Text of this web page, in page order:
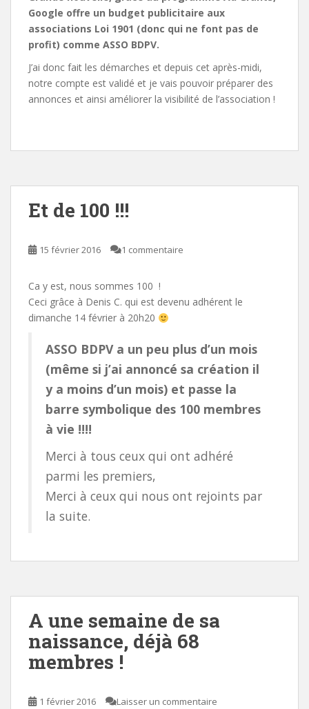
Google offre un budget publicitaire aux
associations Loi 1901 (donc qui ne font pas de
profit) comme ASSO BDPV.
J’ai donc fait les démarches et depuis cet après-midi,
notre compte est validé et je vais pouvoir préparer des
annonces et ainsi améliorer la visibilité de l’association !
Et de 100 !!!
15 février 2016 1 commentaire
Ca y est, nous sommes 100 !
Ceci grâce à Denis C. qui est devenu adhérent le
dimanche 14 février à 20h20
ASSO BDPV a un peu plus d’un mois
(même si j’ai annoncé sa création il
y a moins d’un mois) et passe la
barre symbolique des 100 membres
à vie !!!!
Merci à tous ceux qui ont adhéré
parmi les premiers,
Merci à ceux qui nous ont rejoints par
la suite.
A une semaine de sa
naissance, déjà 68
membres !
1 février 2016 Laisser un commentaire